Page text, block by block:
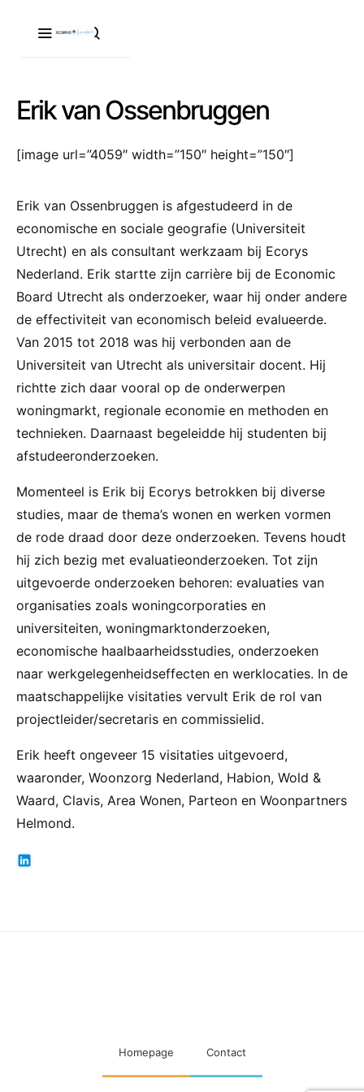
Erik van Ossenbruggen
[image url=”4059″ width=”150″ height=”150″]
Erik van Ossenbruggen is afgestudeerd in de
economische en sociale geografie (Universiteit
Utrecht) en als consultant werkzaam bij Ecorys
Nederland. Erik startte zijn carrière bij de Economic
Board Utrecht als onderzoeker, waar hij onder andere
de effectiviteit van economisch beleid evalueerde.
Van 2015 tot 2018 was hij verbonden aan de
Universiteit van Utrecht als universitair docent. Hij
richtte zich daar vooral op de onderwerpen
woningmarkt, regionale economie en methoden en
technieken. Daarnaast begeleidde hij studenten bij
afstudeeronderzoeken.
Momenteel is Erik bij Ecorys betrokken bij diverse
studies, maar de thema’s wonen en werken vormen
de rode draad door deze onderzoeken. Tevens houdt
hij zich bezig met evaluatieonderzoeken. Tot zijn
uitgevoerde onderzoeken behoren: evaluaties van
organisaties zoals woningcorporaties en
universiteiten, woningmarktonderzoeken,
economische haalbaarheidsstudies, onderzoeken
naar werkgelegenheidseffecten en werklocaties. In de
maatschappelijke visitaties vervult Erik de rol van
projectleider/secretaris en commissielid.
Erik heeft ongeveer 15 visitaties uitgevoerd,
waaronder, Woonzorg Nederland, Habion, Wold &
Waard, Clavis, Area Wonen, Parteon en Woonpartners
Helmond.
Homepage Contact